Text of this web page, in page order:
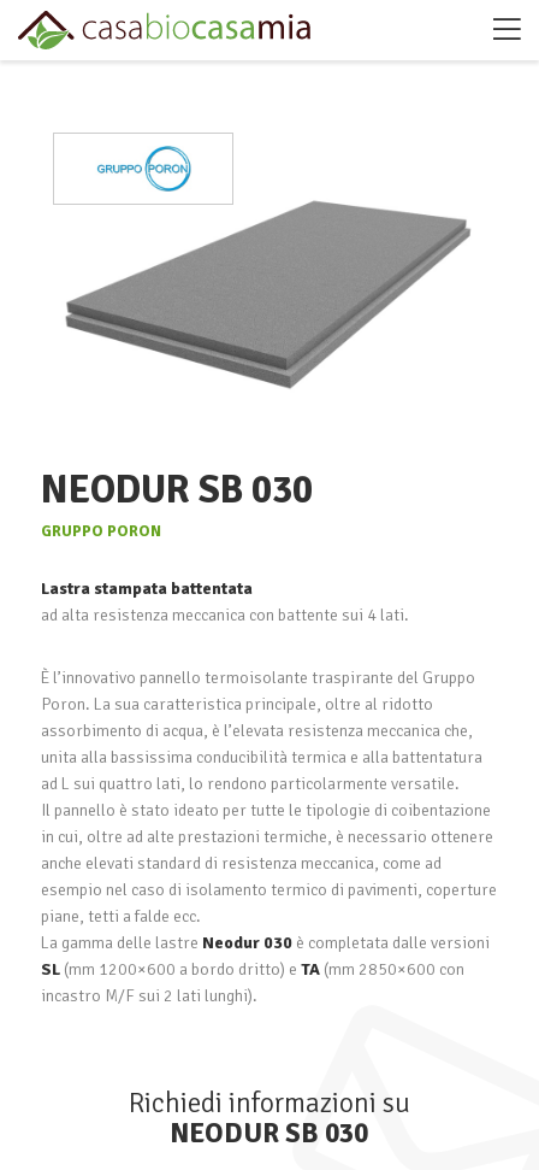
NEODUR SB 030
GRUPPO PORON
Lastra stampata battentata
ad alta resistenza meccanica con battente sui 4 lati.
È l’innovativo pannello termoisolante traspirante del Gruppo
Poron. La sua caratteristica principale, oltre al ridotto
assorbimento di acqua, è l’elevata resistenza meccanica che,
unita alla bassissima conducibilità termica e alla battentatura
ad L sui quattro lati, lo rendono particolarmente versatile.
Il pannello è stato ideato per tutte le tipologie di coibentazione
in cui, oltre ad alte prestazioni termiche, è necessario ottenere
anche elevati standard di resistenza meccanica, come ad
esempio nel caso di isolamento termico di pavimenti, coperture
piane, tetti a falde ecc.
La gamma delle lastre Neodur 030è completata dalle versioni
SL(mm 1200×600 a bordo dritto) e TA(mm 2850×600 con
incastro M/F sui 2 lati lunghi).
Richiedi informazioni su
NEODUR SB 030